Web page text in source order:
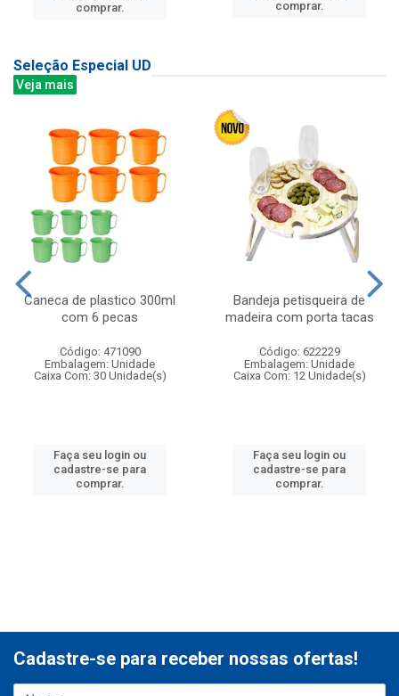
comprar.
comprar.
Seleção Especial UD
Veja mais
Caneca de plastico 300ml
com 6 pecas
Código: 471090
Embalagem: Unidade
Caixa Com: 30 Unidade(s)
Faça seu login ou
cadastre-se para
comprar.
Bandeja petisqueira de
madeira com porta tacas
Código: 622229
Embalagem: Unidade
Caixa Com: 12 Unidade(s)
Faça seu login ou
cadastre-se para
comprar.
Cadastre-se para receber nossas ofertas!